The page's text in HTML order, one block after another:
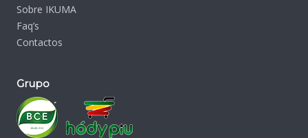
Sobre IKUMA
Faq’s
Contactos
Grupo